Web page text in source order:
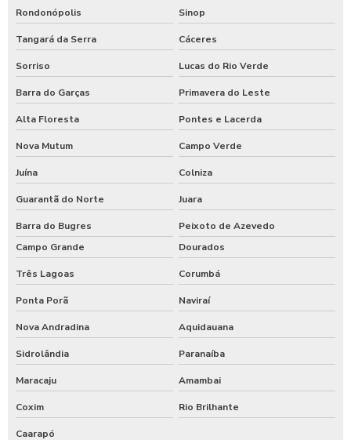
Rondonópolis Sinop
Tangará da Serra Cáceres
Sorriso Lucas do Rio Verde
Barra do Garças Primavera do Leste
Alta Floresta Pontes e Lacerda
Nova Mutum Campo Verde
Juína Colniza
Guarantã do Norte Juara
Barra do Bugres
Peixoto de Azevedo
Campo Grande
Dourados
Três Lagoas Corumbá
Ponta Porã Naviraí
Nova Andradina Aquidauana
Sidrolândia Paranaíba
Maracaju Amambai
Coxim Rio Brilhante
Caarapó